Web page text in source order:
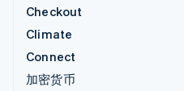
Checkout
Climate
Connect
加密货币